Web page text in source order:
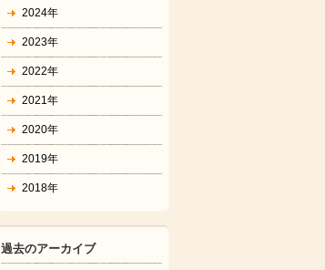
2024年
2023年
2022年
2021年
2020年
2019年
2018年
過去のアーカイブ